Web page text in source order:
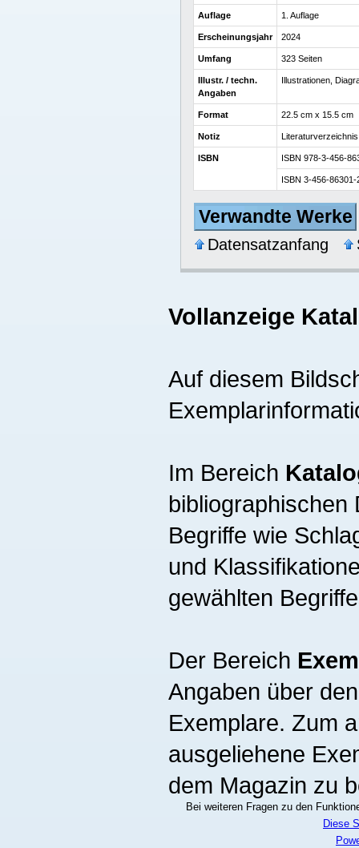
Auflage 1. Auflage
Erscheinungsjahr 2024
Umfang 323 Seiten
Illustr. / techn.
Angaben
Illustrationen,
Format 22.5 cm x 15.5 cm
Notiz
ISBN ISBN 978-3-456-
ISBN 3-456-86301-
Verwandte Werke
Datensatzanfang
Vollanzeige
Auf diesem
Im Bereich
bibliographischen
Begriffe wie
und
gewählten
Der Bereich
Angaben über
Exemplare. Zum
ausgeliehene
dem Magazin zu
Bei weiteren Fragen zu den
Diese